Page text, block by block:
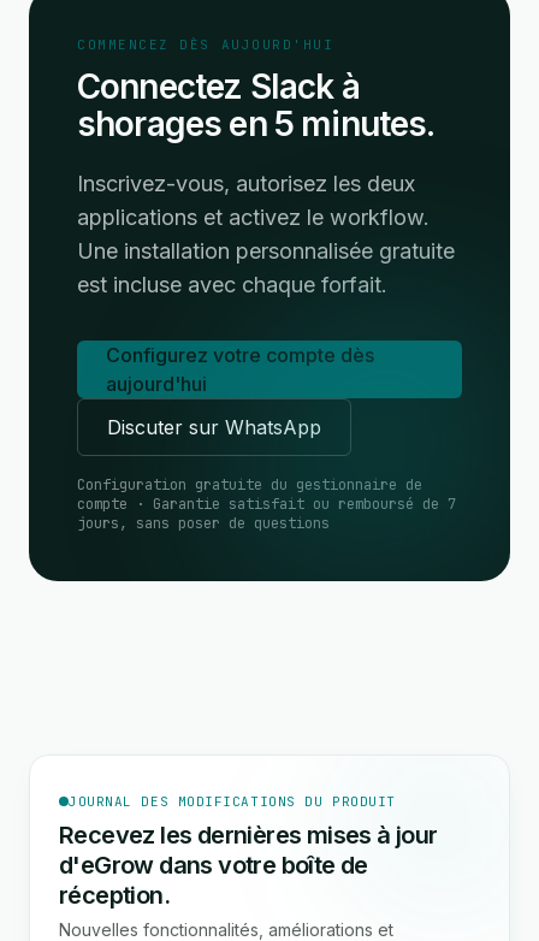
COMMENCEZ DÈS AUJOURD'HUI
Connectez Slack à
shorages en 5 minutes.
Inscrivez-vous, autorisez les deux
applications et activez le workflow.
Une installation personnalisée gratuite
est incluse avec chaque forfait.
Configurez votre compte dès
aujourd'hui
Discuter sur WhatsApp
Configuration gratuite du gestionnaire de
compte · Garantie satisfait ou remboursé de 7
jours, sans poser de questions
JOURNAL DES MODIFICATIONS DU PRODUIT
Recevez les dernières mises à jour
d'eGrow dans votre boîte de
réception.
Nouvelles fonctionnalités, améliorations et